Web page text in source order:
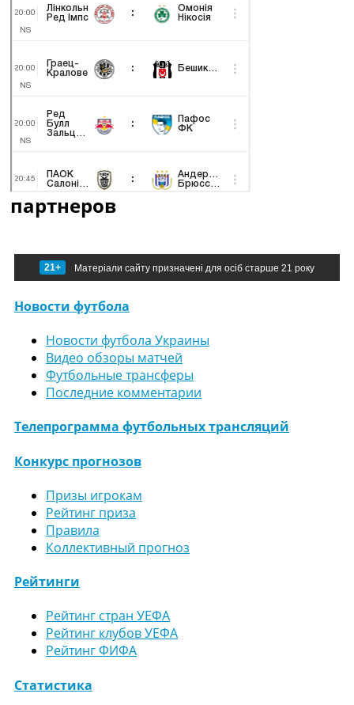
партнеров
21+ Матеріали сайту призначені для осіб старше 21 року
Новости футбола
Новости футбола Украины
Видео обзоры матчей
Футбольные трансферы
Последние комментарии
Телепрограмма футбольных трансляций
Конкурс прогнозов
Призы игрокам
Рейтинг приза
Правила
Коллективный прогноз
Рейтинги
Рейтинг стран УЕФА
Рейтинг клубов УЕФА
Рейтинг ФИФА
Статистика